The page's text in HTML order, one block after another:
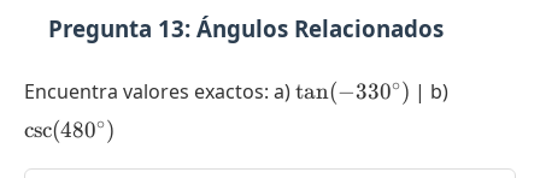
Pregunta 13: Ángulos Relacionados
Encuentra valores exactos: a)\tan(-330^{\circ})
tan(−330∘) | b)
csc(480∘)